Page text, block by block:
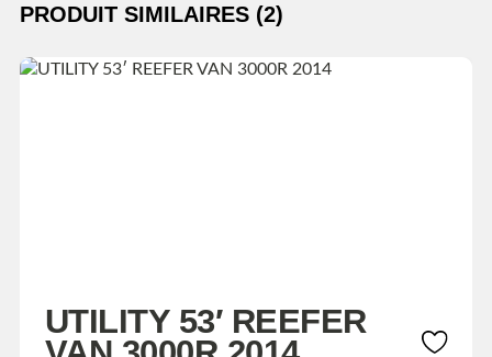
PRODUIT SIMILAIRES (2)
UTILITY 53′ REEFER